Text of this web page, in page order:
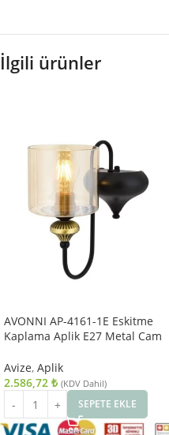
İlgili ürünler
AVONNI AP-4161-1E Eskitme
Kaplama Aplik E27 Metal Cam
Avize, Aplik
2.586,72 ₺ (KDV Dahil)
SEPETE EKLE